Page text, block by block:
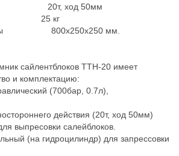
20т, ход 50мм
кг
800х250х250 мм.
сайлентблоков ТТН-20 имеет
и комплектацию:
(700бар, 0.7л),
действия (20т, ход 50мм)
выпресовки салейблоков.
(на гидроцилиндр) для запрессовки